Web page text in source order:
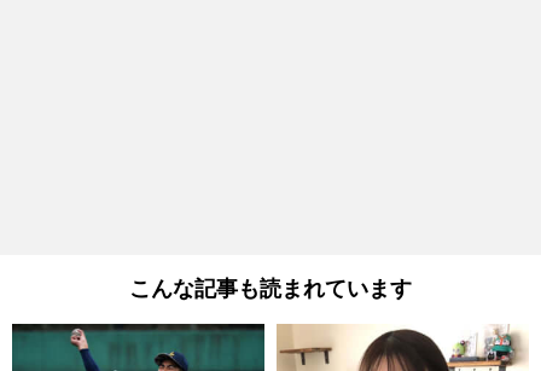
こんな記事も読まれています